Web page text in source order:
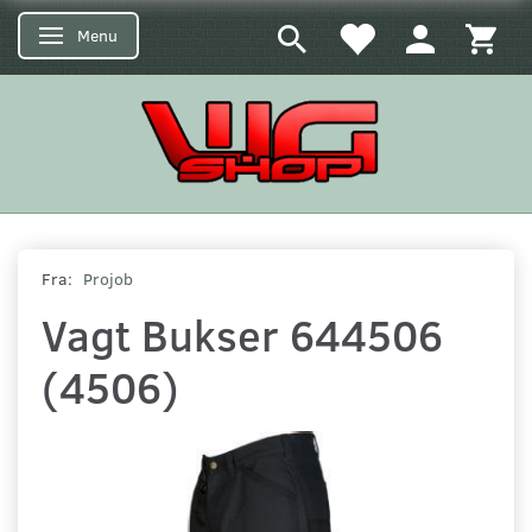
Skifte navigation
Menu
Fra: Projob
Vagt Bukser 644506
(4506)